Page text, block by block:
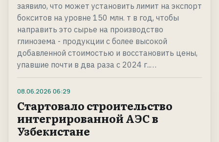
заявило, что может установить лимит на экспорт
бокситов на уровне 150 млн. т в год, чтобы
направить это сырье на производство
глинозема - продукции с более высокой
добавленной стоимостью и восстановить цены,
упавшие почти в два раза с 2024 г..…
08.06.2026 06:29
Стартовало строительство
интегрированной АЭС в
Узбекистане